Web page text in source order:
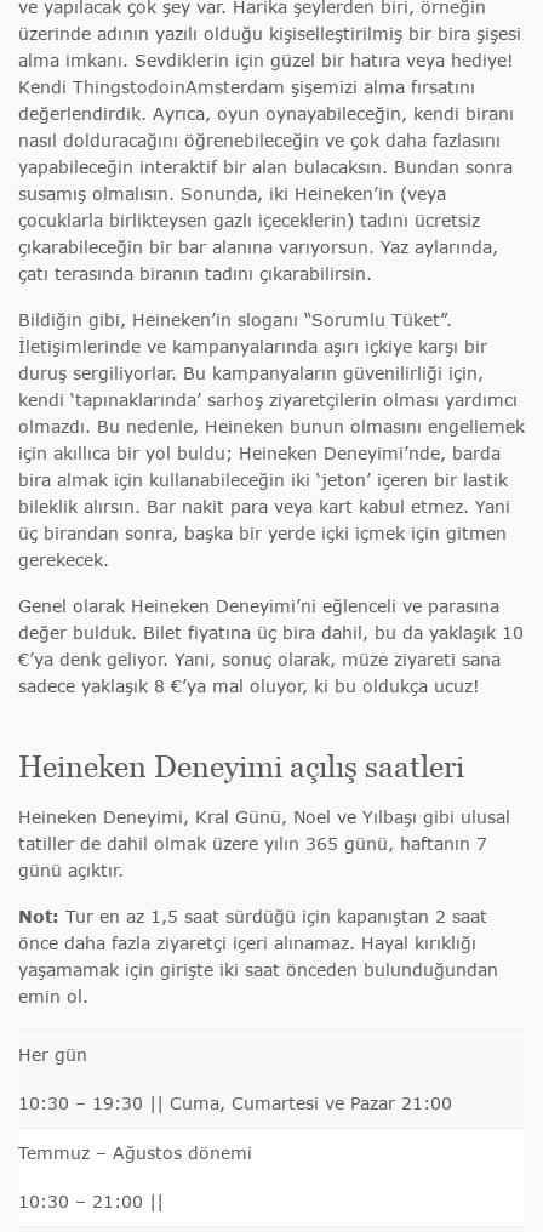
ve yapılacak çok şey var. Harika şeylerden biri, örneğin
üzerinde adının yazılı olduğu kişiselleştirilmiş bir bira şişesi
alma imkanı. Sevdiklerin için güzel bir hatıra veya hediye!
Kendi ThingstodoinAmsterdam şişemizi alma fırsatını
değerlendirdik. Ayrıca, oyun oynayabileceğin, kendi biranı
nasıl dolduracağını öğrenebileceğin ve çok daha fazlasını
yapabileceğin interaktif bir alan bulacaksın. Bundan sonra
susamış olmalısın. Sonunda, iki Heineken’in (veya
çocuklarla birlikteysen gazlı içeceklerin) tadını ücretsiz
çıkarabileceğin bir bar alanına varıyorsun. Yaz aylarında,
çatı terasında biranın tadını çıkarabilirsin.
Bildiğin gibi, Heineken’in sloganı “Sorumlu Tüket”.
İletişimlerinde ve kampanyalarında aşırı içkiye karşı bir
duruş sergiliyorlar. Bu kampanyaların güvenilirliği için,
kendi ‘tapınaklarında’ sarhoş ziyaretçilerin olması yardımcı
olmazdı. Bu nedenle, Heineken bunun olmasını engellemek
için akıllıca bir yol buldu; Heineken Deneyimi’nde, barda
bira almak için kullanabileceğin iki ‘jeton’ içeren bir lastik
bileklik alırsın. Bar nakit para veya kart kabul etmez. Yani
üç birandan sonra, başka bir yerde içki içmek için gitmen
gerekecek.
Genel olarak Heineken Deneyimi’ni eğlenceli ve parasına
değer bulduk. Bilet fiyatına üç bira dahil, bu da yaklaşık 10
€’ya denk geliyor. Yani, sonuç olarak, müze ziyareti sana
sadece yaklaşık 8 €’ya mal oluyor, ki bu oldukça ucuz!
Heineken Deneyimi açılış saatleri
Heineken Deneyimi, Kral Günü, Noel ve Yılbaşı gibi ulusal
tatiller de dahil olmak üzere yılın 365 günü, haftanın 7
günü açıktır.
Not: Tur en az 1,5 saat sürdüğü için kapanıştan 2 saat
önce daha fazla ziyaretçi içeri alınamaz. Hayal kırıklığı
yaşamamak için girişte iki saat önceden bulunduğundan
emin ol.
Her gün
10:30 – 19:30 || Cuma, Cumartesi ve Pazar 21:00
Temmuz – Ağustos dönemi
10:30 – 21:00 ||